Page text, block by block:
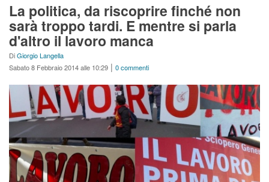
La politica, da riscoprire finché non
sarà troppo tardi. E mentre si parla
d'altro il lavoro manca
DiGiorgio Langella
Sabato 8 Febbraio 2014 alle 10:29 | 0 commenti